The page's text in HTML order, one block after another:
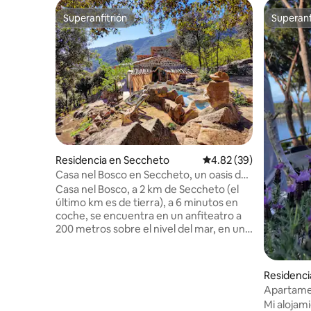
Superanfitrión
Superanfitrión
Residencia en Seccheto Calificación
4.82 (39)
Casa nel Bosco en Seccheto, un oasis de
paz
Casa nel Bosco, a 2 km de Seccheto (el
último km es de tierra), a 6 minutos en
coche, se encuentra en un anfiteatro a
200 metros sobre el nivel del mar, en un
vistas
Mi